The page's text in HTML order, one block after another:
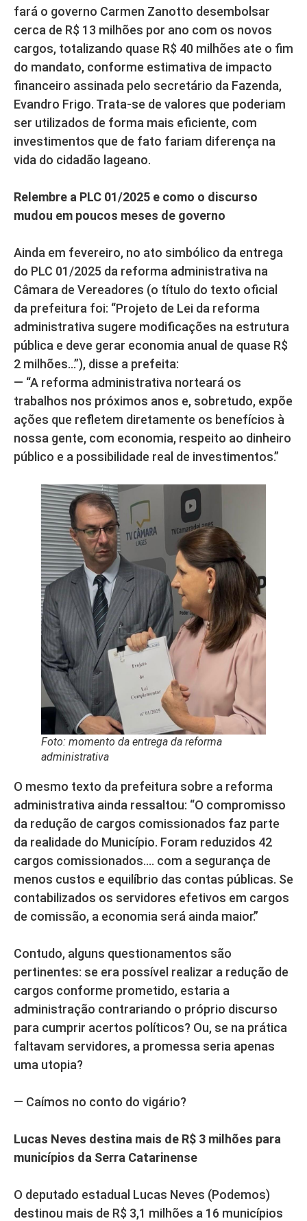
fará o governo Carmen Zanotto desembolsar
cerca de R$ 13 milhões por ano com os novos
cargos, totalizando quase R$ 40 milhões ate o fim
do mandato, conforme estimativa de impacto
financeiro assinada pelo secretário da Fazenda,
Evandro Frigo. Trata-se de valores que poderiam
ser utilizados de forma mais eficiente, com
investimentos que de fato fariam diferença na
vida do cidadão lageano.
Relembre a PLC 01/2025 e como o discurso
mudou em poucos meses de governo
Ainda em fevereiro, no ato simbólico da entrega
do PLC 01/2025 da reforma administrativa na
Câmara de Vereadores (o título do texto oficial
da prefeitura foi: “Projeto de Lei da reforma
administrativa sugere modificações na estrutura
pública e deve gerar economia anual de quase R$
2 milhões…”), disse a prefeita:
— “A reforma administrativa norteará os
trabalhos nos próximos anos e, sobretudo, expõe
ações que refletem diretamente os benefícios à
nossa gente, com economia, respeito ao dinheiro
público e a possibilidade real de investimentos.”
Foto: momento da entrega da reforma
administrativa
O mesmo texto da prefeitura sobre a reforma
administrativa ainda ressaltou: “O compromisso
da redução de cargos comissionados faz parte
da realidade do Município. Foram reduzidos 42
cargos comissionados…. com a segurança de
menos custos e equilíbrio das contas públicas. Se
contabilizados os servidores efetivos em cargos
de comissão, a economia será ainda maior.”
Contudo, alguns questionamentos são
pertinentes: se era possível realizar a redução de
cargos conforme prometido, estaria a
administração contrariando o próprio discurso
para cumprir acertos políticos? Ou, se na prática
faltavam servidores, a promessa seria apenas
uma utopia?
— Caímos no conto do vigário?
Lucas Neves destina mais de R$ 3 milhões para
municípios da Serra Catarinense
O deputado estadual Lucas Neves (Podemos)
destinou mais de R$ 3,1 milhões a 16 municípios